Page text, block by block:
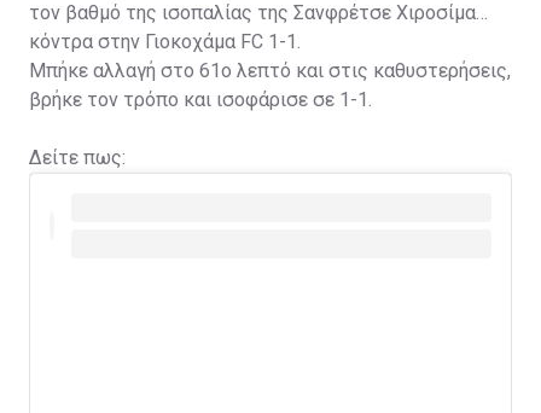
τον βαθμό της ισοπαλίας της Σανφρέτσε Χιροσίμα
κόντρα στην Γιοκοχάμα FC 1-1.
Μπήκε αλλαγή στο 61ο λεπτό και στις καθυστερήσεις,
βρήκε τον τρόπο και ισοφάρισε σε 1-1.
Δείτε πως: